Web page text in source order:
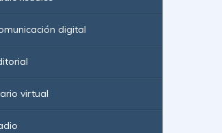
digital
virtual